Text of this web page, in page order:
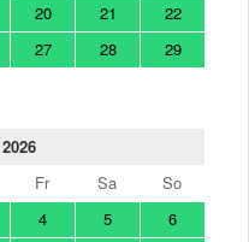
20 21
22
27 28
29
Fr Sa
So
4 5
6